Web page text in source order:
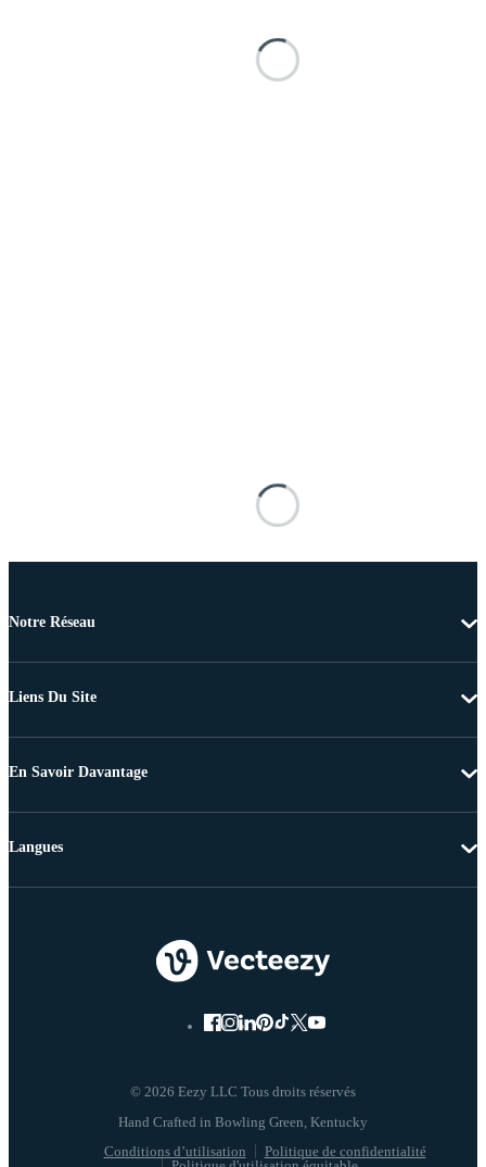
Notre Réseau
Liens Du Site
En Savoir Davantage
© 2026 Eezy LLC Tous droits réservés
Conditions d’utilisation
Politique de confidentialité
Langues